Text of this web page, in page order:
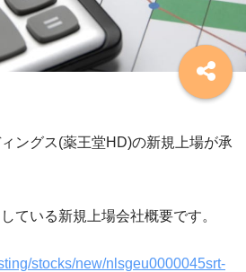
ングス(薬王堂HD)の新規上場が承
ている新規上場会社概要です。
stocks/new/nlsgeu0000045srt-